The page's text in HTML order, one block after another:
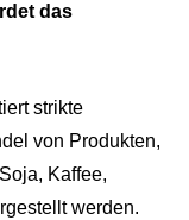
das
strikte
von Produkten,
Kaffee,
werden.